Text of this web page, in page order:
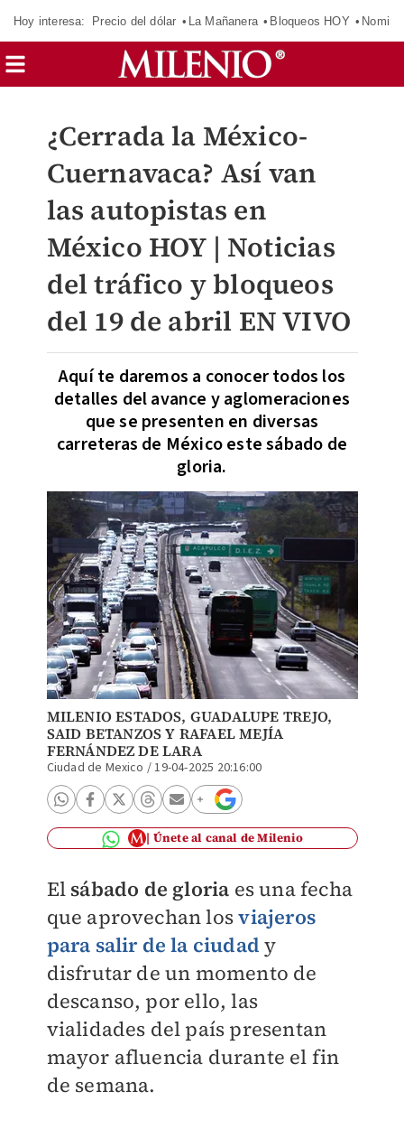
Hoy interesa: Precio del dólar La Mañanera Bloqueos HOY
¿Cerrada la México-
Cuernavaca? Así van
las autopistas en
México HOY | Noticias
del tráfico y bloqueos
del 19 de abril EN VIVO
Aquí te daremos a conocer todos los
detalles del avance y aglomeraciones
que se presenten en diversas
carreteras de México este sábado de
gloria.
MILENIO ESTADOS, GUADALUPE TREJO,
SAID BETANZOSY RAFAEL MEJÍA
FERNÁNDEZ DE LARA
Ciudad de Mexico /19-04-2025 20:16:00
Únete al canal de Milenio
El sábado de gloria es una fecha
que aprovechan losviajeros
para salir de la ciudad y
disfrutar de un momento de
descanso, por ello, las
vialidades del país presentan
mayor afluencia durante el fin
de semana.